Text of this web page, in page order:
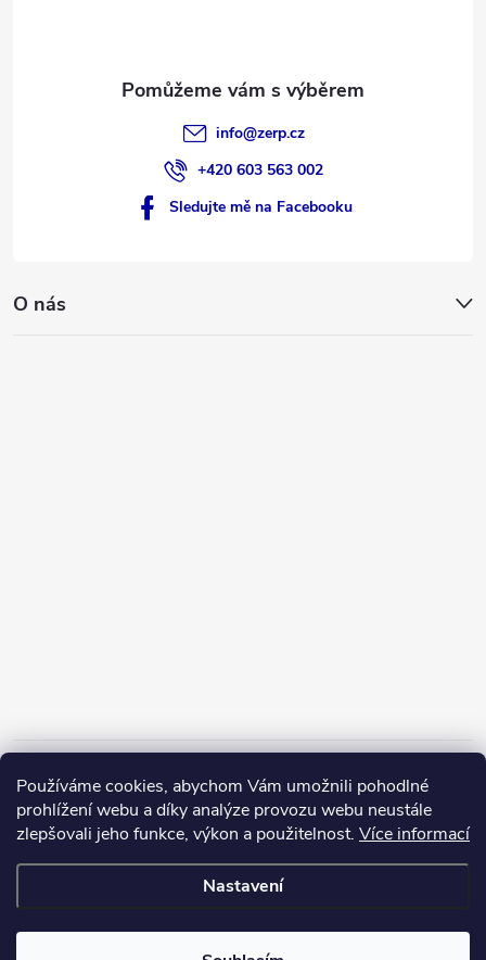
Používáme cookies, abychom Vám umožnili pohodlné
prohlížení webu a díky analýze provozu webu neustále
zlepšovali jeho funkce, výkon a použitelnost. Více informací
Nastavení
info@zerp.cz
+420 603 563 002
Sledujte mě na Facebooku
O nás
Copyright 2026ZERP Rybářské potřeby. Všechna práva vyhrazena.